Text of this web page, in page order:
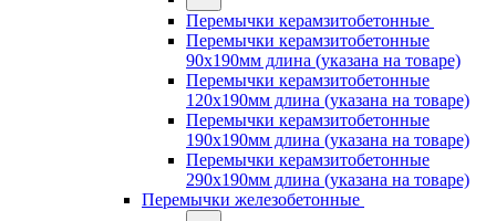
Перемычки керамзитобетонные
Перемычки керамзитобетонные
90x190мм длина (указана на товаре)
Перемычки керамзитобетонные
120x190мм длина (указана на товаре)
Перемычки керамзитобетонные
190x190мм длина (указана на товаре)
Перемычки керамзитобетонные
290x190мм длина (указана на товаре)
Перемычки железобетонные